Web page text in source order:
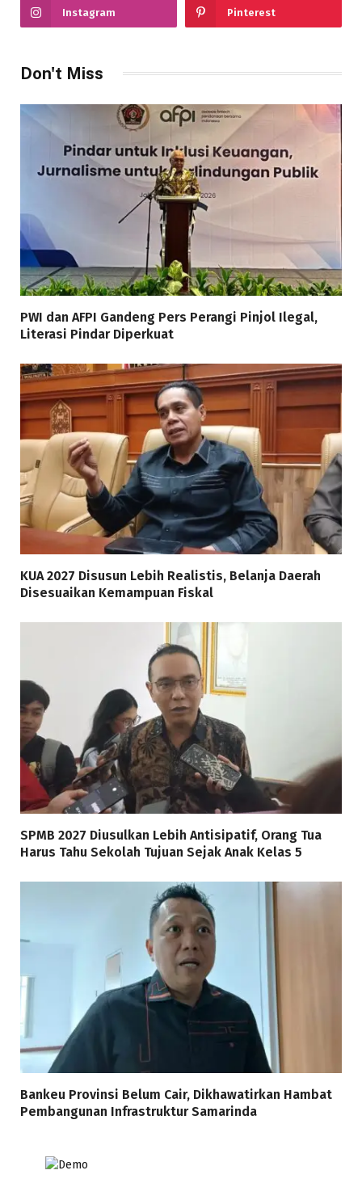
Instagram Pinterest
Don't Miss
PWI dan AFPI Gandeng Pers Perangi Pinjol Ilegal,
Literasi Pindar Diperkuat
KUA 2027 Disusun Lebih Realistis, Belanja Daerah
Disesuaikan Kemampuan Fiskal
SPMB 2027 Diusulkan Lebih Antisipatif, Orang Tua
Harus Tahu Sekolah Tujuan Sejak Anak Kelas 5
Bankeu Provinsi Belum Cair, Dikhawatirkan Hambat
Pembangunan Infrastruktur Samarinda